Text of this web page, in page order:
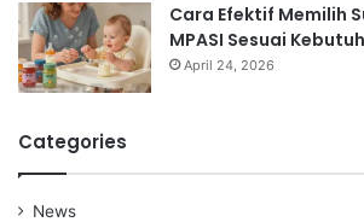
Cara Efektif Memilih
MPASI Sesuai
April 24, 2026
Categories
News